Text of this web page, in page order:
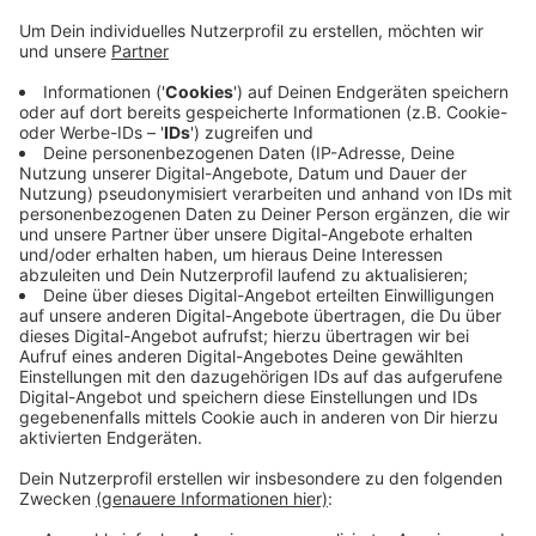
Anzeige
Von Buldern in Richtung Dülmen ist die Straße dann
voraussichtlich bis Ende Oktober gesperrt. Sie fahren
von Buldern aus einen Umweg über die Karthaus. Von
Dülmen in Richtung Buldern bleibt die Landstraße
offen. Der Landesbetrieb gestaltet die Straße um.
Künftig ist die Fahrbahn schmaler. Dafür entsteht
neben der Straße ganz neu ein Rad- und Fußweg.
Außerdem überqueren Sie künftig über eine neue
Verkehrsinsel die Straße sicherer.
Anzeige